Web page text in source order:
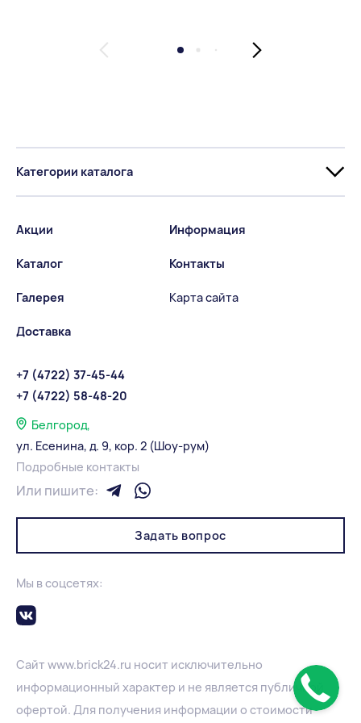
Категории каталога
Акции
Каталог
Галерея
Доставка
Информация
Контакты
Карта сайта
+7 (4722) 37-45-44
+7 (4722) 58-48-20
Белгород,
ул. Есенина, д. 9, кор. 2 (Шоу-рум)
Подробные контакты
Или пишите:
Задать вопрос
Мы в соцсетях:
Сайт www.brick24.ru носит исключительно
информационный характер и не является публичной
офертой. Для получения информации о стоимости